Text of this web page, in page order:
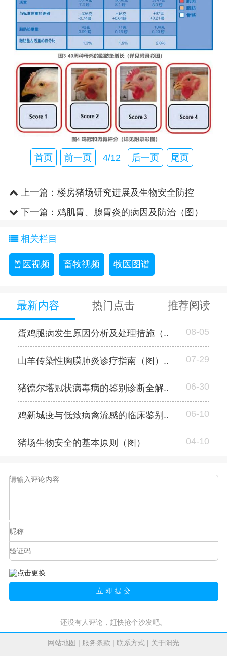
首页 前一页 4/12 后一页 尾页
上一篇： 楼房猪场研究进展及生物安全防控
（图）下一篇： 鸡肌胃、腺胃炎的病因及防治（图）
相关栏目
兽医视频 畜牧视频 牧医图谱
最新内容 热门点击 推荐阅读
蛋鸡腿病发生原因分析及处理措施（.. 08-05
山羊传染性胸膜肺炎诊疗指南（图）.. 07-29
猪德尔塔冠状病毒病的鉴别诊断全解.. 06-30
鸡新城疫与低致病禽流感的临床鉴别.. 06-10
猪场生物安全的基本原则（图） 04-10
还没有人评论，赶快抢个沙发吧。
网站地图 | 服务条款 | 联系方式 | 关于阳光